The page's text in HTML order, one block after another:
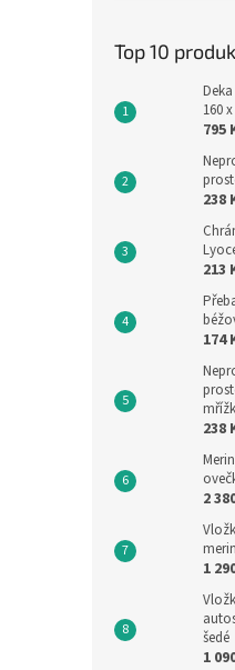
Top 10
160
795
238
213
174
238
2
1
šedé
1